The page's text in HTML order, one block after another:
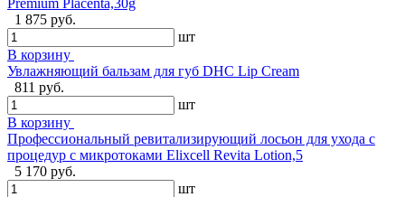
1 875 руб.
шт
В корзину
Увлажняющий бальзам для губ DHC Lip Cream
811 руб.
шт
В корзину
Профессиональный ревитализирующий лосьон для ухода с
процедур с микротоками Elixcell Revita Lotion,5
5 170 руб.
шт